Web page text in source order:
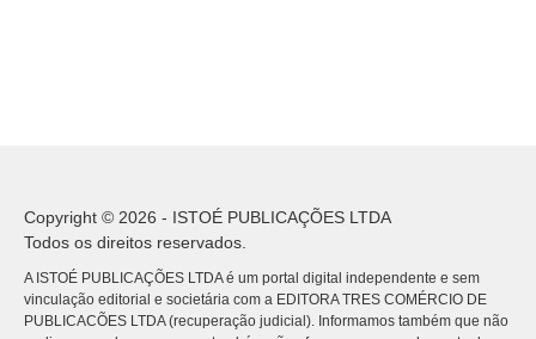
Copyright © 2026 - ISTOÉ PUBLICAÇÕES LTDA
Todos os direitos reservados.
A ISTOÉ PUBLICAÇÕES LTDA é um portal digital independente e sem
vinculação editorial e societária com a EDITORA TRES COMÉRCIO DE
PUBLICACÕES LTDA (recuperação judicial). Informamos também que não